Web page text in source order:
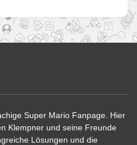
Super Mario Fanpage. Hier
Klempner und seine Freunde
Lösungen und die